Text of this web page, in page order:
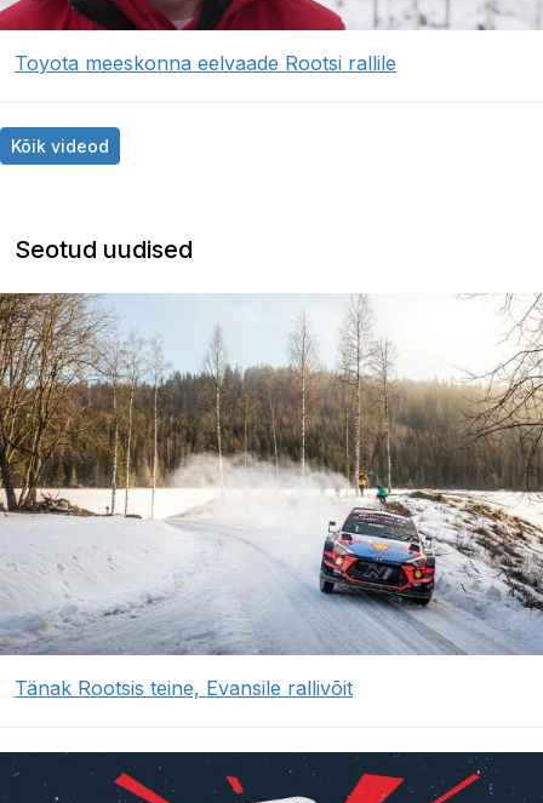
Toyota meeskonna eelvaade Rootsi rallile
Kõik videod
Seotud uudised
Tänak Rootsis teine, Evansile rallivõit